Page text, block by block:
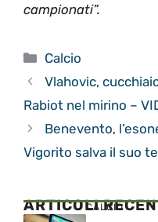
campionati”.
Categorie
Calcio
Vlahovic,
Rabiot nel mirino –
Benevento,
Vigorito salva il suo
ARTICOLICALCIO